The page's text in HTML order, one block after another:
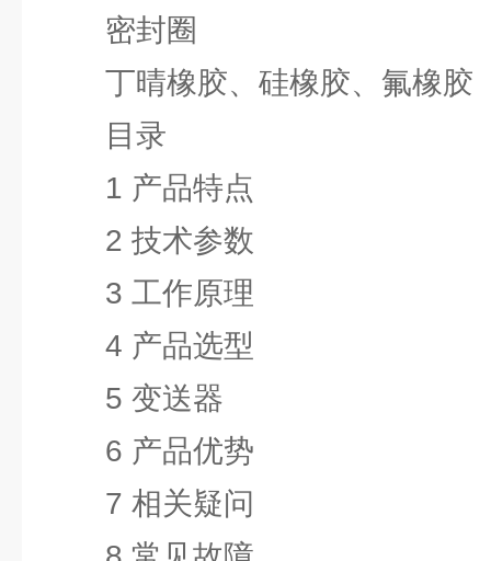
密封圈
丁晴橡胶、硅橡胶、氟橡胶
目录
1 产品特点
2 技术参数
3 工作原理
4 产品选型
5 变送器
6 产品优势
7 相关疑问